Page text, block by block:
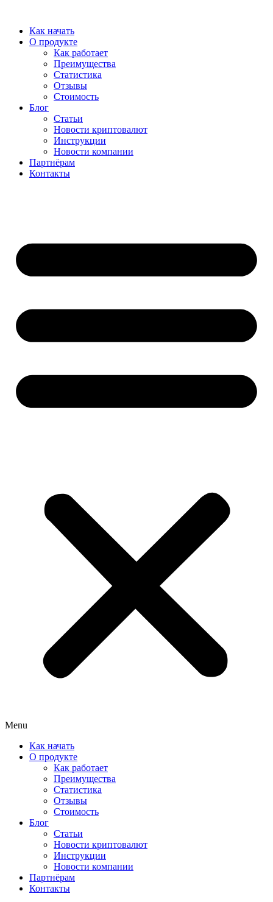
содержимому
Как начать
О продукте
Как работает
Преимущества
Статистика
Отзывы
Стоимость
Блог
Статьи
Новости криптовалют
Инструкции
Новости компании
Партнёрам
Контакты
Menu
Как начать
О продукте
Как работает
Преимущества
Статистика
Отзывы
Стоимость
Блог
Статьи
Новости криптовалют
Инструкции
Новости компании
Партнёрам
Контакты